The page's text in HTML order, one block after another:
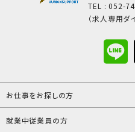
TEL : 052-
（求人専用
お仕事をお探しの方
就業中従業員の方